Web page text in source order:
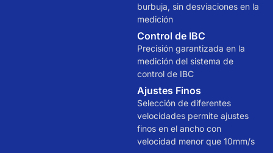
burbuja, sin desviaciones en la
medición
Control de IBC
Precisión garantizada en la
medición del sistema de
control de IBC
Ajustes Finos
Selección de diferentes
velocidades permite ajustes
finos en el ancho con
velocidad menor que 10mm/s